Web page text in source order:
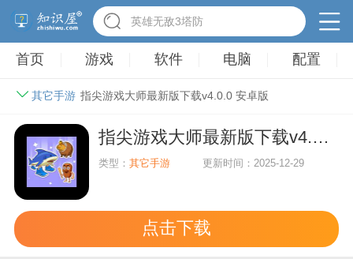
英雄无敌3塔防
首页 游戏 软件 电脑 配置
其它手游 指尖游戏大师最新版下载v4.0.0 安卓版
指尖游戏大师最新版下载v4.0.0 安卓版
类型：其它手游 更新时间：2025-12-29
点击下载